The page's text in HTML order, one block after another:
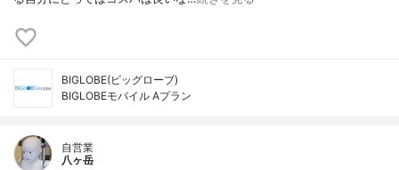
BIGLOBE(ビッグローブ)
BIGLOBEモバイル Aプラン
自営業
八ヶ岳